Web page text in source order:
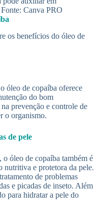
Canva PRO
os benefícios do óleo de
óleo de copaíba oferece
do bom
prevenção e controle de
o organismo.
de pele
óleo de copaíba também é
nutritiva e protetora da pele.
de problemas
e picadas de inseto. Além
para hidratar a pele do